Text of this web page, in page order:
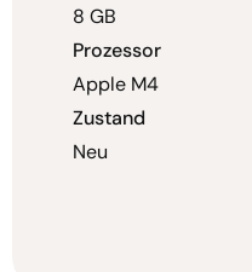
8 GB
Prozessor
Apple M4
Zustand
Neu